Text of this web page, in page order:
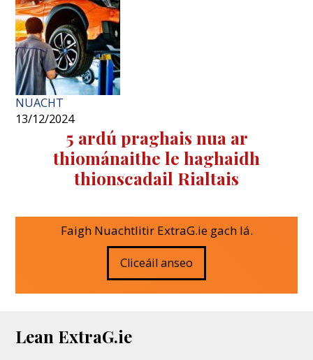
NUACHT
13/12/2024
5 ardú praghais nua ar
thiománaithe le haghaidh
thionscadail Rialtais
Faigh Nuachtlitir ExtraG.ie gach lá.
Cliceáil anseo
Lean ExtraG.ie